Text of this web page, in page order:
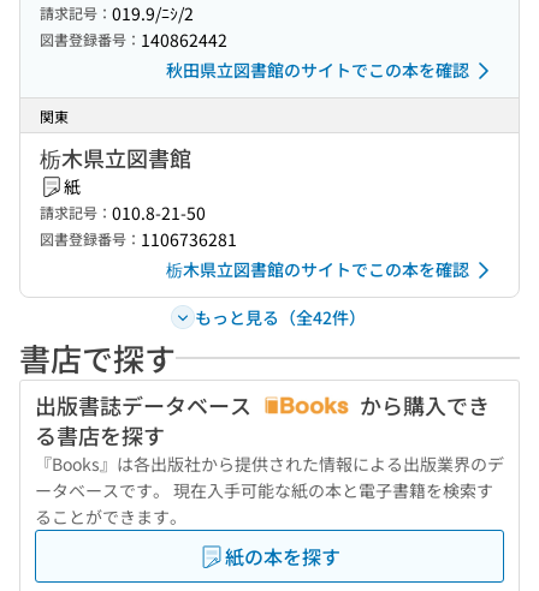
請求記号： 019.9/ﾆｼ/2
図書登録番号： 140862442
秋田県立図書館のサイトでこの本を確認
関東
栃木県立図書館
紙
請求記号： 010.8-21-50
図書登録番号： 1106736281
栃木県立図書館のサイトでこの本を確認
もっと見る（全42件）
書店で探す
出版書誌データベース
から購入でき
る書店を探す
『Books』は各出版社から提供された情報による出版業界のデ
ータベースです。 現在入手可能な紙の本と電子書籍を検索す
ることができます。
紙の本を探す